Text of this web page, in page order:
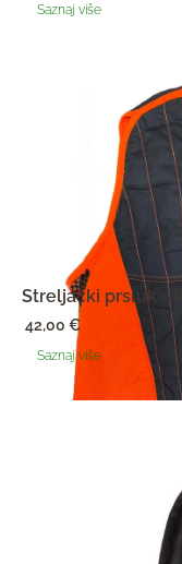
korisnika)
Saznaj više
Streljački prsluk -
42,00€
Saznaj više